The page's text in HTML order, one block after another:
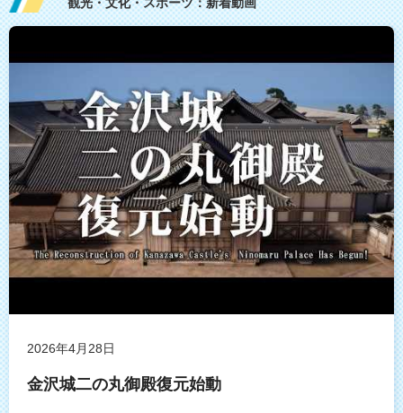
観光・文化・スポーツ：新着動画
2026年4月28日
金沢城二の丸御殿復元始動